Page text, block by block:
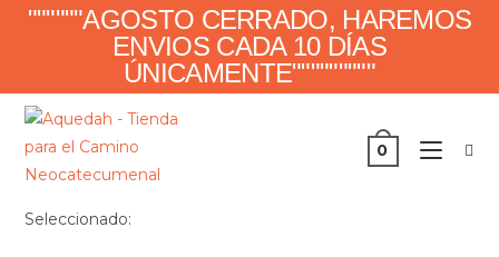
""""""AGOSTO CERRADO, HAREMOS
ENVIOS CADA 10 DÍAS
ÚNICAMENTE"""""""""
0
Seleccionado: